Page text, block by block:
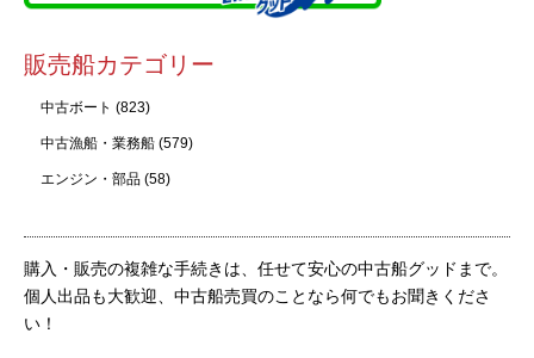
販売船カテゴリー
中古ボート (823)
中古漁船・業務船 (579)
エンジン・部品 (58)
購入・販売の複雑な手続きは、任せて安心の中古船グッドまで。
個人出品も大歓迎、中古船売買のことなら何でもお聞きくださ
い！